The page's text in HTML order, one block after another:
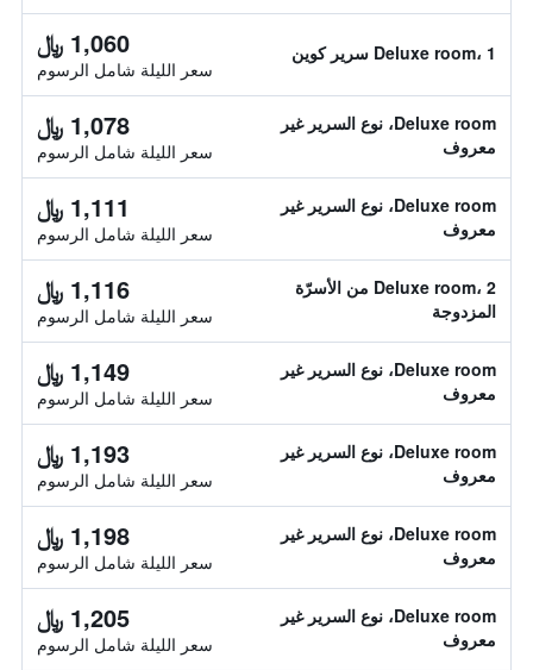
Deluxe room، 1 سرير كوين 1,060 ﷼
سعر الليلة شامل الرسوم
Deluxe room، نوع السرير غير
معروف
1,078 ﷼
سعر الليلة شامل الرسوم
Deluxe room، نوع السرير غير
معروف
1,111 ﷼
سعر الليلة شامل الرسوم
Deluxe room، 2 من الأسرّة
المزدوجة
1,116 ﷼
سعر الليلة شامل الرسوم
Deluxe room، نوع السرير غير
معروف
1,149 ﷼
سعر الليلة شامل الرسوم
Deluxe room، نوع السرير غير
معروف
1,193 ﷼
سعر الليلة شامل الرسوم
Deluxe room، نوع السرير غير
معروف
1,198 ﷼
سعر الليلة شامل الرسوم
Deluxe room، نوع السرير غير
معروف
1,205 ﷼
سعر الليلة شامل الرسوم